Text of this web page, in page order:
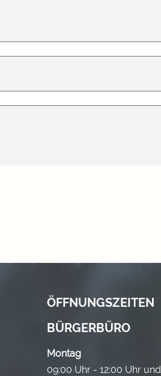
ÖFFNUNGSZEITEN
BÜRGERBÜRO
Montag
09:00 Uhr - 12:00 Uhr und